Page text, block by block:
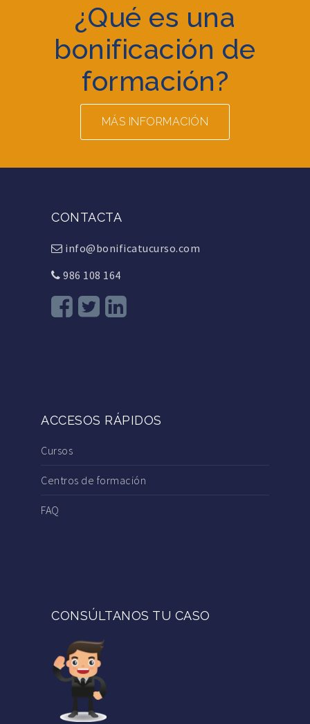
¿Qué es una
bonificación de
formación?
MÁS INFORMACIÓN
CONTACTA
info@bonificatucurso.com
986 108 164
ACCESOS RÁPIDOS
Cursos
Centros de formación
FAQ
CONSÚLTANOS TU CASO